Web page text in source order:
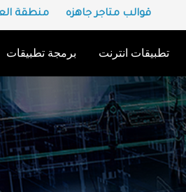
قوالب متاجر جاهزه منطقة
تطبيقات انترنت برمجة تطبيقات